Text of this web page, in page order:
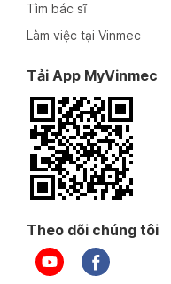
Tìm bác sĩ
Làm việc tại Vinmec
Tải App MyVinmec
Theo dõi chúng tôi